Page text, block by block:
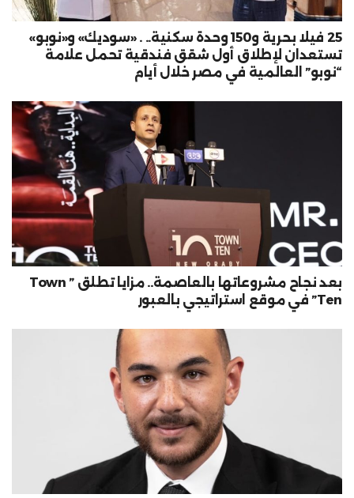
25 فيلا بحرية و150 وحدة سكنية.. . «سوديك» و«نوبو»
تستعدان لإطلاق أول شقق فندقية تحمل علامة
“نوبو” العالمية في مصر خلال أيام
بعد نجاح مشروعاتها بالعاصمة.. مزايا تطلق ” Town
Ten” في موقع استراتيجي بالعبور